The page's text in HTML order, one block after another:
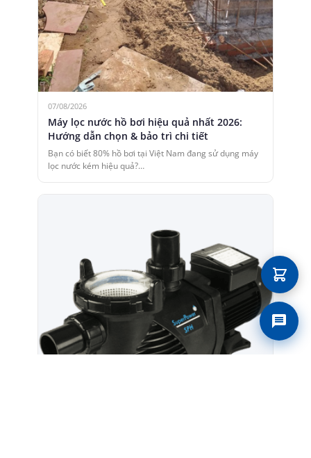
07/08/2026
Máy lọc nước hồ bơi hiệu quả nhất 2026:
Hướng dẫn chọn & bảo trì chi tiết
Bạn có biết 80% hồ bơi tại Việt Nam đang sử dụng máy
lọc nước kém hiệu quả?…
Liên